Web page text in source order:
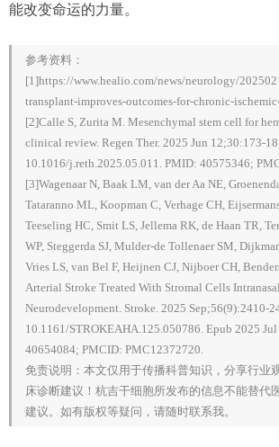
能改变命运的力量。
参考资料：
[1]https://www.healio.com/news/neurology/
transplant-improves-outcomes-for-chronic-
[2]Calle S, Zurita M. Mesenchymal stem cell for
clinical review. Regen Ther. 2025 Jun 12;30:173-
10.1016/j.reth.2025.05.011. PMID: 40575346;
[3]Wagenaar N, Baak LM, van der Aa NE,
Tataranno ML, Koopman C, Verhage CH,
Teeseling HC, Smit LS, Jellema RK, de Haan TR,
WP, Steggerda SJ, Mulder-de Tollenaer SM,
Vries LS, van Bel F, Heijnen CJ, Nijboer CH,
Arterial Stroke Treated With Stromal Cells
Neurodevelopment. Stroke. 2025 Sep;56(9):2410-
10.1161/STROKEAHA.125.050786. Epub 2025
40654084; PMCID: PMC12372720.
免责说明：本文仅用于传播科普知识，分享行业
床诊断建议！杭吉干细胞所发布的信息不能替代
建议。如有版权等疑问，请随时联系我。